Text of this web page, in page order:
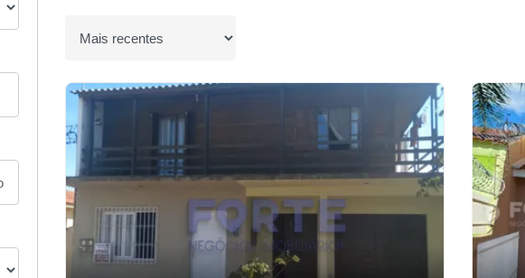
Ordenar por